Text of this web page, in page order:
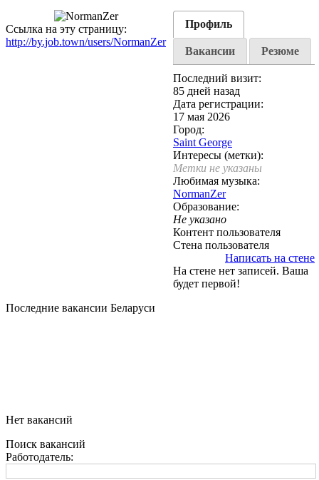
Ссылка на эту страницу:
http://by.job.town/users/NormanZer
Профиль
Вакансии Резюме
Последний визит:
85 дней назад
Дата регистрации:
17 мая 2026
Город:
Saint George
Интересы (метки):
Метки не указаны
Любимая музыка:
NormanZer
Образование:
Не указано
Контент пользователя
Стена пользователя
Написать на стене
На стене нет записей. Ваша
будет первой!
Последние вакансии Беларуси
Нет вакансий
Поиск вакансий
Работодатель: